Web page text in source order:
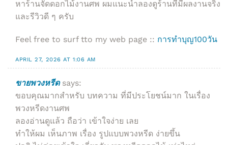
หาร้านจัดดอกไม้งานศพ ผมแนะนำลองดูร้านที่มีผลงานจริง
และรีวิวดี ๆ ครับ
Feel free to surf tto my web page :: การทำบุญ100วัน
APRIL 27, 2026 AT 1:06 AM
ขายพวงหรีด says:
ขอบคุณมากสำหรับ บทความ ที่มีประโยชน์มาก ในเรื่อง
พวงหรีดงานศพ
ลองอ่านดูแล้ว ถือว่า เข้าใจง่าย เลย
ทำให้ผม เห็นภาพ เรื่อง รูปแบบพวงหรีด ง่ายขึ้น